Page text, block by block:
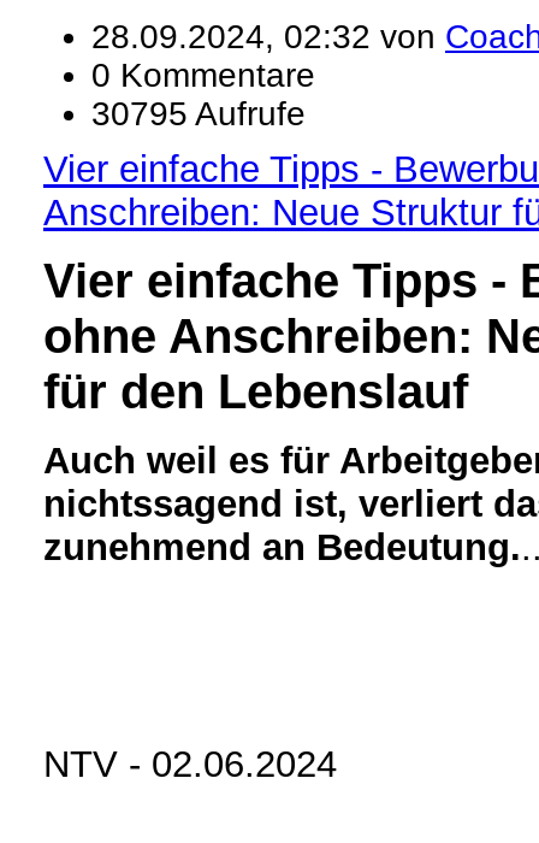
28.09.2024, 02:32 von
0 Kommentare
30795 Aufrufe
Vier einfache Tipps -
Anschreiben: Neue Struktur
Vier einfache Tipps -
ohne Anschreiben:
für den Lebenslauf
Auch weil es für
nichtssagend ist, verliert
zunehmend an Bedeutung.
NTV - 02.06.2024